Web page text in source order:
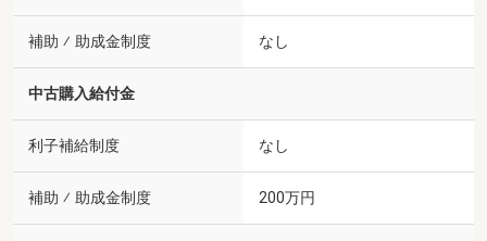
補助 ⁄ 助成金制度 なし
中古購入給付金
利子補給制度 なし
補助 ⁄ 助成金制度 200万円